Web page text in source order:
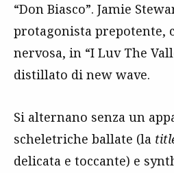
“Don Biasco”. Jamie
protagonista prepotente,
nervosa, in “I Luv The
distillato di new wave.
Si alternano senza un
scheletriche ballate (la
delicata e toccante) e